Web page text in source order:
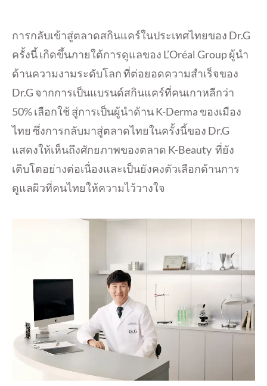
การกลับเข้าสู่ตลาดสกินแคร์ในประเทศไทยของ Dr.G
ครั้งนี้ เกิดขึ้นภายใต้การดูแลของ L’Oréal Group ผู้นำ
ด้านความงามระดับโลก ที่ต่อยอดความสำเร็จของ
Dr.G จากการเป็นแบรนด์สกินแคร์ที่คนเกาหลีกว่า
50% เลือกใช้ สู่การเป็นผู้นำด้าน K-Derma ของเมือง
ไทย ซึ่งการกลับมาสู่ตลาดไทยในครั้งนี้ของ Dr.G
แสดงให้เห็นถึงศักยภาพของตลาด K-Beauty ที่ยัง
เติบโตอย่างต่อเนื่องและเป็นยังคงตัวเลือกด้านการ
ดูแลผิวที่คนไทยให้ความไว้วางใจ